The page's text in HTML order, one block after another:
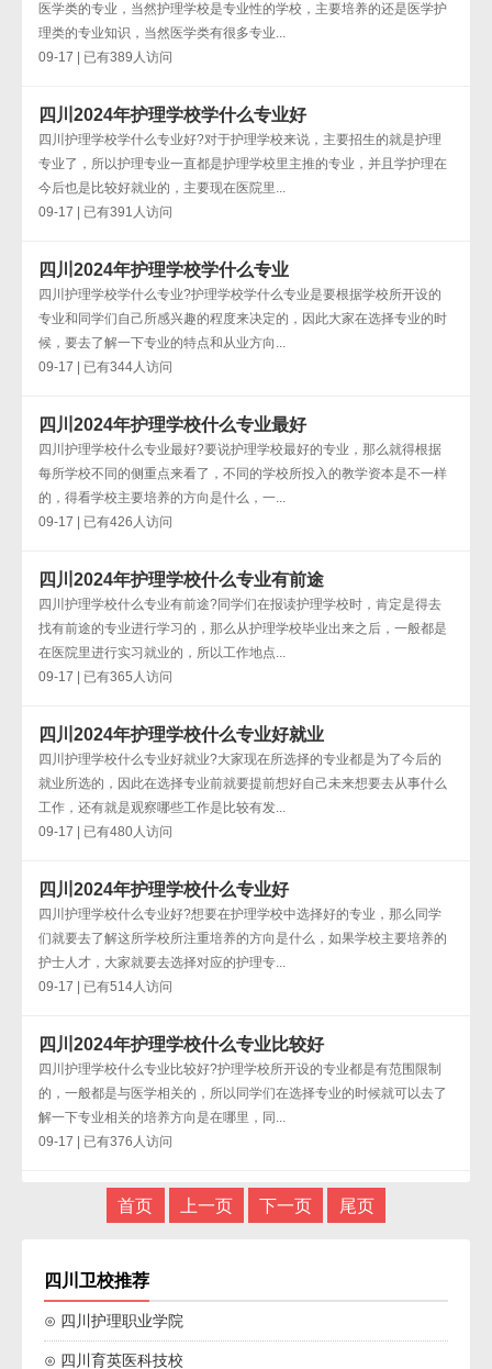
医学类的专业，当然护理学校是专业性的学校，主要培养的还是医学护
理类的专业知识，当然医学类有很多专业...
09-17 | 已有389人访问
四川2024年护理学校学什么专业好
四川护理学校学什么专业好?对于护理学校来说，主要招生的就是护理
专业了，所以护理专业一直都是护理学校里主推的专业，并且学护理在
今后也是比较好就业的，主要现在医院里...
09-17 | 已有391人访问
四川2024年护理学校学什么专业
四川护理学校学什么专业?护理学校学什么专业是要根据学校所开设的
专业和同学们自己所感兴趣的程度来决定的，因此大家在选择专业的时
候，要去了解一下专业的特点和从业方向...
09-17 | 已有344人访问
四川2024年护理学校什么专业最好
四川护理学校什么专业最好?要说护理学校最好的专业，那么就得根据
每所学校不同的侧重点来看了，不同的学校所投入的教学资本是不一样
的，得看学校主要培养的方向是什么，一...
09-17 | 已有426人访问
四川2024年护理学校什么专业有前途
四川护理学校什么专业有前途?同学们在报读护理学校时，肯定是得去
找有前途的专业进行学习的，那么从护理学校毕业出来之后，一般都是
在医院里进行实习就业的，所以工作地点...
09-17 | 已有365人访问
四川2024年护理学校什么专业好就业
四川护理学校什么专业好就业?大家现在所选择的专业都是为了今后的
就业所选的，因此在选择专业前就要提前想好自己未来想要去从事什么
工作，还有就是观察哪些工作是比较有发...
09-17 | 已有480人访问
四川2024年护理学校什么专业好
四川护理学校什么专业好?想要在护理学校中选择好的专业，那么同学
们就要去了解这所学校所注重培养的方向是什么，如果学校主要培养的
护士人才，大家就要去选择对应的护理专...
09-17 | 已有514人访问
四川2024年护理学校什么专业比较好
四川护理学校什么专业比较好?护理学校所开设的专业都是有范围限制
的，一般都是与医学相关的，所以同学们在选择专业的时候就可以去了
解一下专业相关的培养方向是在哪里，同...
09-17 | 已有376人访问
首页 上一页 下一页 尾页
四川卫校推荐
⊙ 四川护理职业学院
⊙ 四川育英医科技校